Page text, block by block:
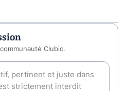
Clubic.